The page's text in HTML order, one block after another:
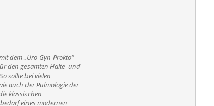
dem „Uro-Gyn-Prokto“-
den gesamten Halte- und
sollte bei vielen
auch der Pulmologie der
klassischen
eines modernen